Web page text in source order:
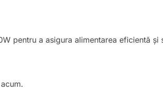
pentru a asigura alimentarea eficientă